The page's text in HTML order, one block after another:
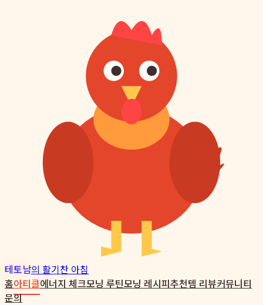
테토남의 활기찬 아침
홈아티클에너지 체크모닝 루틴모닝 레시피추천템 리뷰커뮤니티
문의